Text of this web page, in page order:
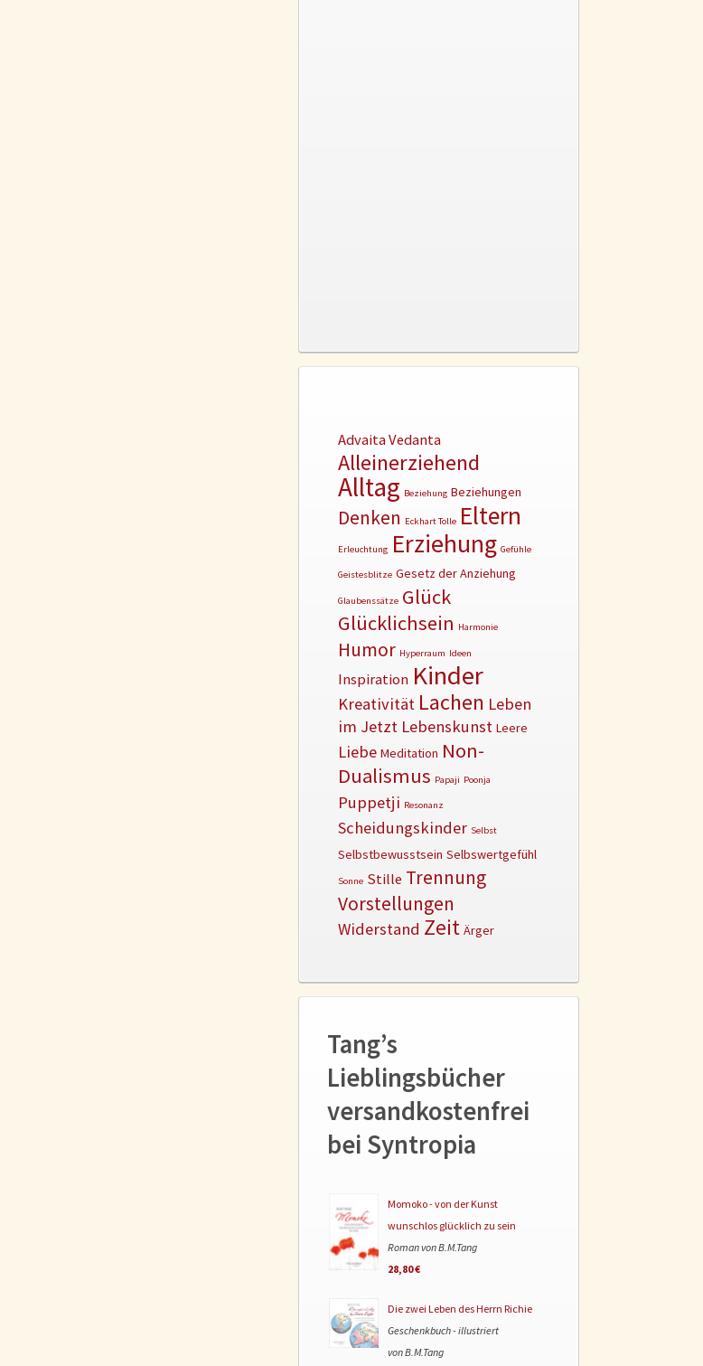
Advaita Vedanta
Alleinerziehend
Alltag Beziehung Beziehungen
Denken Eckhart Tolle Eltern
Erleuchtung Erziehung Gefühle
Geistesblitze Gesetz der Anziehung
Glaubenssätze Glück
Glücklichsein Harmonie
Humor Hyperraum Ideen
Inspiration Kinder
Kreativität Lachen Leben
im Jetzt Lebenskunst Leere
Liebe Meditation Non-
Dualismus Papaji Poonja
Puppetji Resonanz
Scheidungskinder Selbst
Selbstbewusstsein Selbswertgefühl
Sonne Stille Trennung
Vorstellungen
Widerstand Zeit Ärger
Tang’s
Lieblingsbücher
versandkostenfrei
bei Syntropia
Momoko - von der Kunst
wunschlos glücklich zu sein
Roman von B.M.Tang
28,80 €
Die zwei Leben des Herrn Richie
Geschenkbuch - illustriert
von B.M.Tang